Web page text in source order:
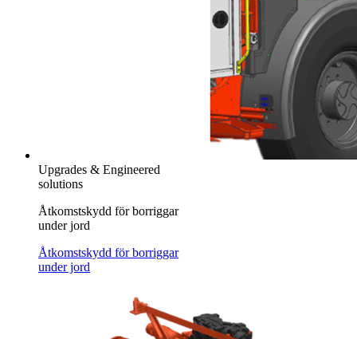
Upgrades & Engineered
solutions
Åtkomstskydd för borriggar
under jord
Åtkomstskydd för borriggar
under jord